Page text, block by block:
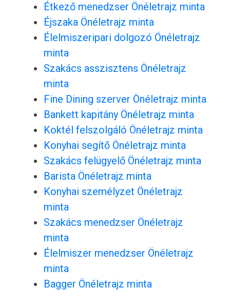
Étkező menedzser Önéletrajz minta
Éjszaka Önéletrajz minta
Élelmiszeripari dolgozó Önéletrajz
minta
Szakács asszisztens Önéletrajz
minta
Fine Dining szerver Önéletrajz minta
Bankett kapitány Önéletrajz minta
Koktél felszolgáló Önéletrajz minta
Konyhai segítő Önéletrajz minta
Szakács felügyelő Önéletrajz minta
Barista Önéletrajz minta
Konyhai személyzet Önéletrajz
minta
Szakács menedzser Önéletrajz
minta
Élelmiszer menedzser Önéletrajz
minta
Bagger Önéletrajz minta